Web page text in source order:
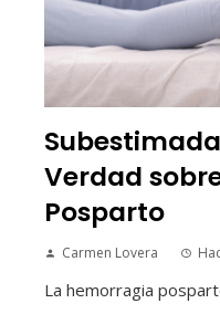
Verdad
Posparto
Carmen Lovera
La hemorragia